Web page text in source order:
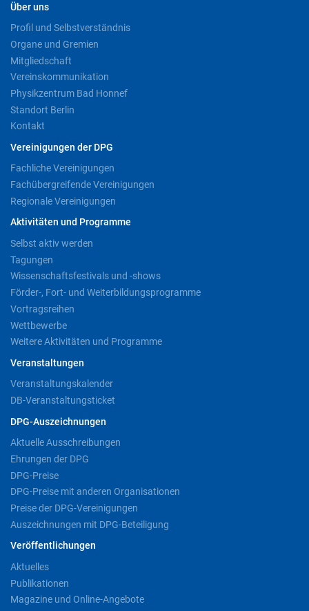
Über uns
Profil und Selbstverständnis
Organe und Gremien
Mitgliedschaft
Vereinskommunikation
Physikzentrum Bad Honnef
Standort Berlin
Kontakt
Vereinigungen der DPG
Fachliche Vereinigungen
Fachübergreifende Vereinigungen
Regionale Vereinigungen
Aktivitäten und Programme
Selbst aktiv werden
Tagungen
Wissenschaftsfestivals und -shows
Förder-, Fort- und Weiterbildungsprogramme
Vortragsreihen
Wettbewerbe
Weitere Aktivitäten und Programme
Veranstaltungen
Veranstaltungskalender
DB-Veranstaltungsticket
DPG-Auszeichnungen
Aktuelle Ausschreibungen
Ehrungen der DPG
DPG-Preise
DPG-Preise mit anderen Organisationen
Preise der DPG-Vereinigungen
Auszeichnungen mit DPG-Beteiligung
Veröffentlichungen
Aktuelles
Publikationen
Magazine und Online-Angebote